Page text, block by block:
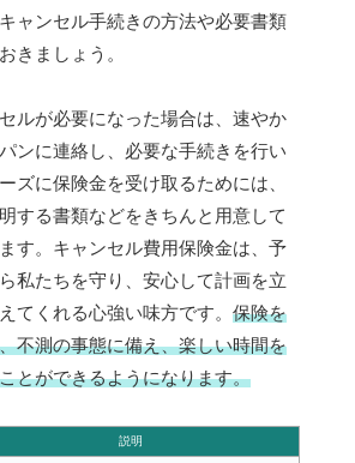
ャンセル手続きの方法や必要書類
きましょう。
ルが必要になった場合は、速やか
ンに連絡し、必要な手続きを行い
ズに保険金を受け取るためには、
する書類などをきちんと用意して
す。キャンセル費用保険金は、予
私たちを守り、安心して計画を立
てくれる心強い味方です。 保険を
不測の事態に備え、楽しい時間を
とができるようになります。
説明